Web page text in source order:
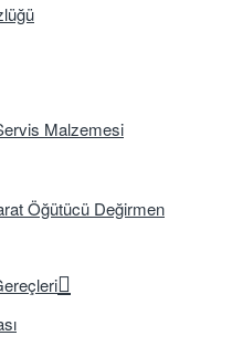
Malzemesi
Öğütücü Değirmen